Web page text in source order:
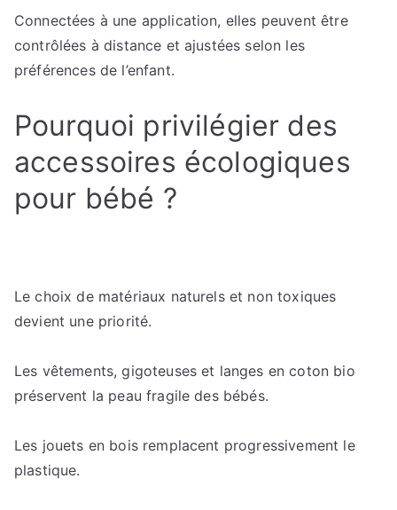
Connectées à une application, elles peuvent être
contrôlées à distance et ajustées selon les
préférences de l’enfant.
Pourquoi privilégier des
accessoires écologiques
pour bébé ?
Le choix de matériaux naturels et non toxiques
devient une priorité.
Les vêtements, gigoteuses et langes en coton bio
préservent la peau fragile des bébés.
Les jouets en bois remplacent progressivement le
plastique.